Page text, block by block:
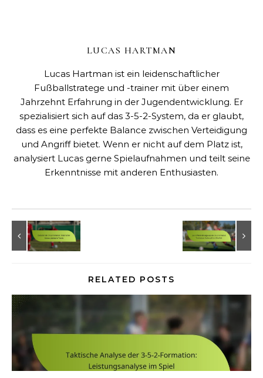
LUCAS HARTMAN
Lucas Hartman ist ein leidenschaftlicher
Fußballstratege und -trainer mit über einem
Jahrzehnt Erfahrung in der Jugendentwicklung. Er
spezialisiert sich auf das 3-5-2-System, da er glaubt,
dass es eine perfekte Balance zwischen Verteidigung
und Angriff bietet. Wenn er nicht auf dem Platz ist,
analysiert Lucas gerne Spielaufnahmen und teilt seine
Erkenntnisse mit anderen Enthusiasten.
RELATED POSTS